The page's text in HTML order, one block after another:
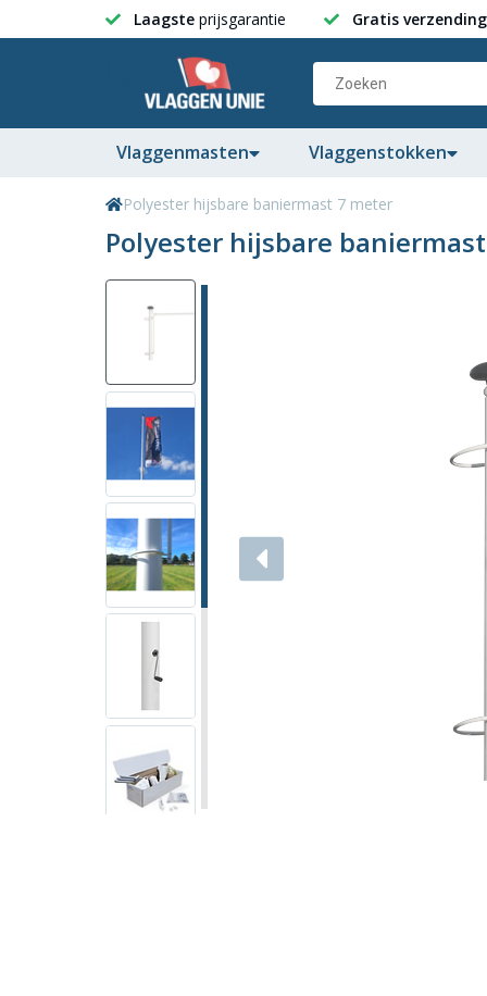
Laagste prijsgarantie Gratis verzending
Vlaggenmasten Vlaggenstokken
Polyester hijsbare baniermast 7 meter
Polyester hijsbare